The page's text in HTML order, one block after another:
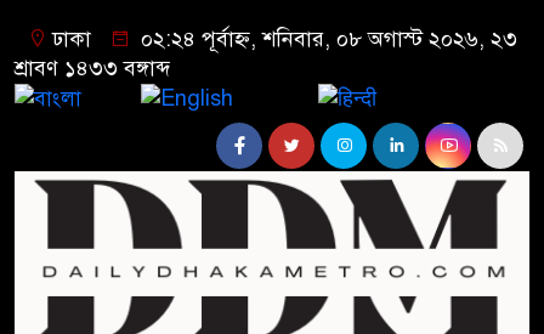
ঢাকা
০২:২৪ পূর্বাহ্ন, শনিবার, ০৮ অগাস্ট ২০২৬, ২৩
শ্রাবণ ১৪৩৩ বঙ্গাব্দ